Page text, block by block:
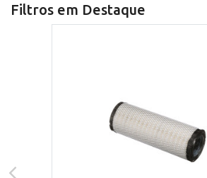
Filtros em Destaque